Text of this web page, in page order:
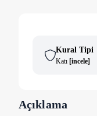
Kural Tipi
Katı [i̇ncele]
Açıklama